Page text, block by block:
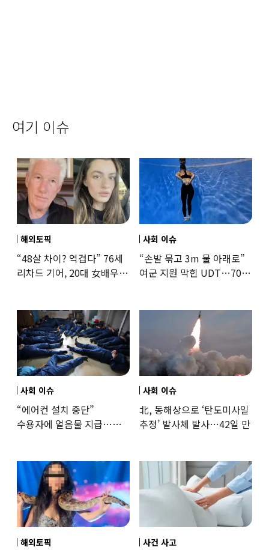
여기 이슈
해외토픽
“48살 차이? 역겹다” 76세
리차드 기어, 20대 女배우와
사회 이슈
“손발 묶고 3m 물 아래로”
여군 지원 막힌 UDT…707
사회 이슈
“에어컨 설치 중단”
수용자에 얼음물 지급…
사회 이슈
北, 동해상으로 ‘탄도미사일
추정’ 발사체 발사…42일 만
해외토픽 사건 사고